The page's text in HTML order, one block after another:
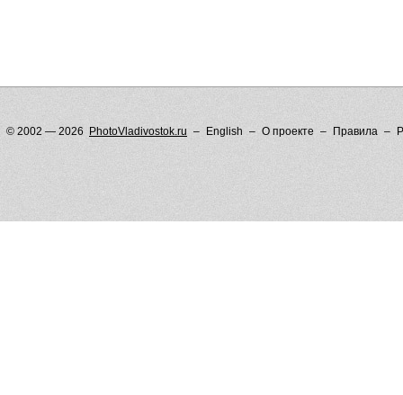
© 2002 — 2026 PhotoVladivostok.ru English О проекте Правила